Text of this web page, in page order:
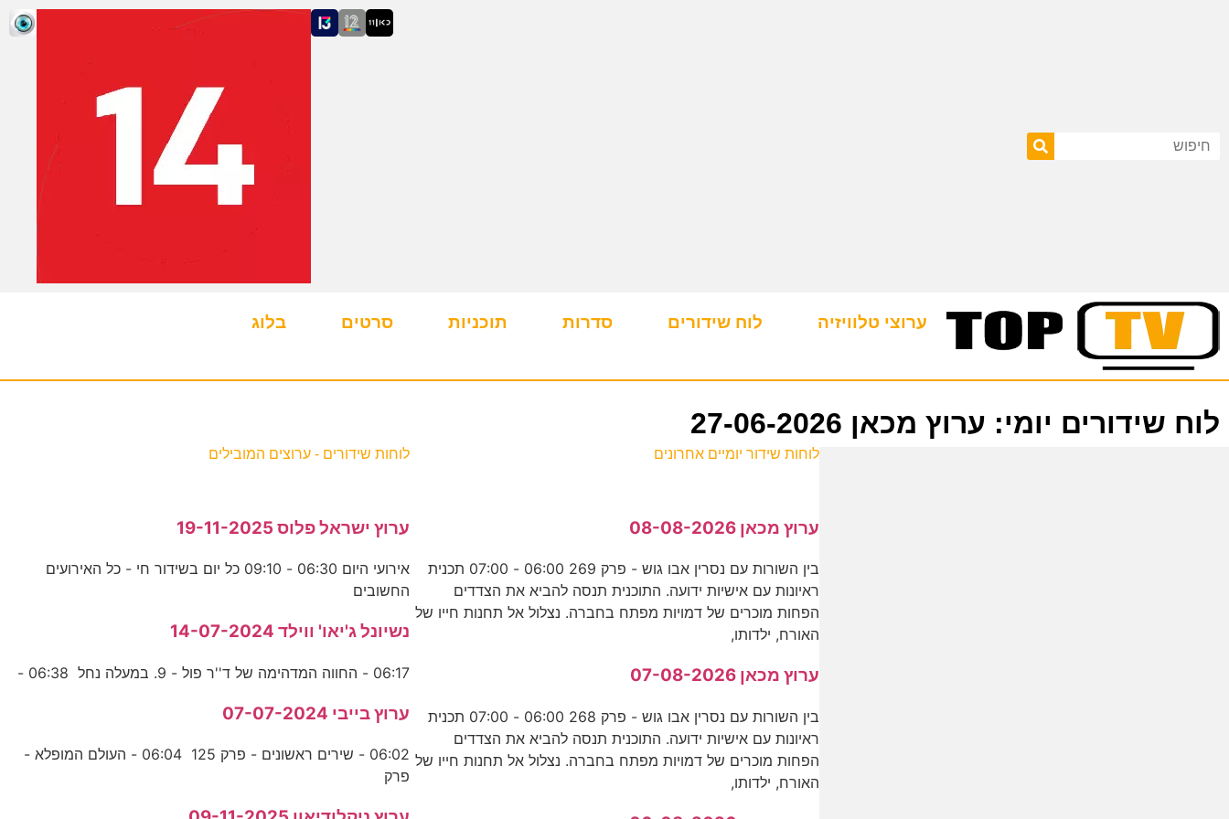
ערוצי טלוויזיה לוח שידורים סדרות תוכניות סרטים בלוג
לוח שידורים יומי: ערוץ מכאן 27-06-2026
לוחות שידור יומיים אחרונים
ערוץ מכאן 08-08-2026
בין השורות עם נסרין אבו גוש - פרק 269 06:00 - 07:00 תכנית
ראיונות עם אישיות ידועה. התוכנית תנסה להביא את הצדדים
הפחות מוכרים של דמויות מפתח בחברה. נצלול אל תחנות חייו של
האורח, ילדותו,
ערוץ מכאן 07-08-2026
בין השורות עם נסרין אבו גוש - פרק 268 06:00 - 07:00 תכנית
ראיונות עם אישיות ידועה. התוכנית תנסה להביא את הצדדים
הפחות מוכרים של דמויות מפתח בחברה. נצלול אל תחנות חייו של
האורח, ילדותו,
לוחות שידורים - ערוצים המובילים
ערוץ ישראל פלוס 19-11-2025
אירועי היום 06:30 - 09:10 כל יום בשידור חי - כל האירועים
החשובים
נשיונל ג'יאו' ווילד 14-07-2024
06:17 - החווה המדהימה של ד''ר פול - 9. במעלה נחל 06:38 -
ערוץ בייבי 07-07-2024
06:02 - שירים ראשונים - פרק 125 06:04 - העולם המופלא -
פרק